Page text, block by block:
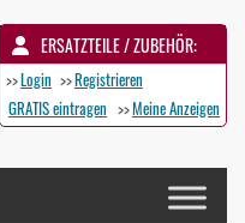
ERSATZTEILE / ZUBEHÖR:
>>Login >>Registrieren
GRATIS eintragen >>Meine Anzeigen